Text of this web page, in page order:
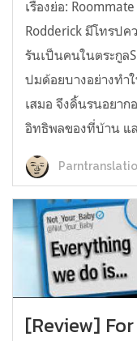
เรื่องย่อ:
Rodderick มีโทรปค
รันเป็นคนในตระกูล
ปมด้อยบางอย่างทำ
เสมอ จึงดิ้นรนอยาก
อิทธิพลของที่บ้าน แ
[Review]